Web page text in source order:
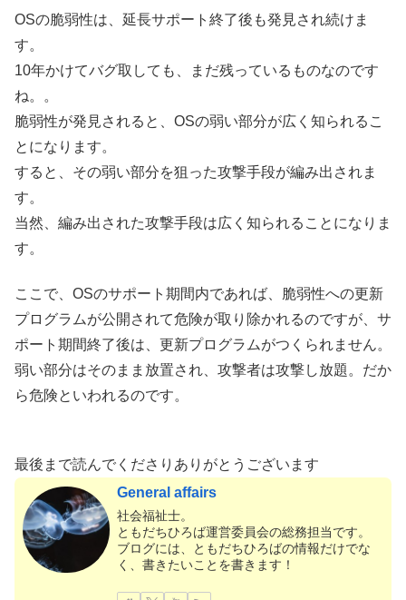
OSの脆弱性は、延長サポート終了後も発見され続けま
す。
10年かけてバグ取しても、まだ残っているものなのです
ね。。
脆弱性が発見されると、OSの弱い部分が広く知られるこ
とになります。
すると、その弱い部分を狙った攻撃手段が編み出されま
す。
当然、編み出された攻撃手段は広く知られることになりま
す。
ここで、OSのサポート期間内であれば、脆弱性への更新
プログラムが公開されて危険が取り除かれるのですが、サ
ポート期間終了後は、更新プログラムがつくられません。
弱い部分はそのまま放置され、攻撃者は攻撃し放題。だか
ら危険といわれるのです。
最後まで読んでくださりありがとうございます
General affairs
社会福祉士。
ともだちひろば運営委員会の総務担当です。
ブログには、ともだちひろばの情報だけでな
く、書きたいことを書きます！